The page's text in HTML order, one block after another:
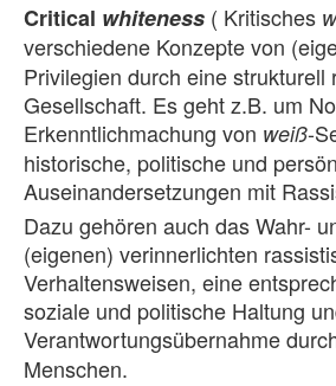
Critical whiteness ( Kritisches
verschiedene Konzepte von
Privilegien durch eine strukturell
Gesellschaft. Es geht z.B. um
Erkenntlichmachung von weiß-
historische, politische und
Auseinandersetzungen mit
Dazu gehören auch das Wahr-
(eigenen) verinnerlichten
Verhaltensweisen, eine
soziale und politische Haltung
Verantwortungsübernahme
Menschen.